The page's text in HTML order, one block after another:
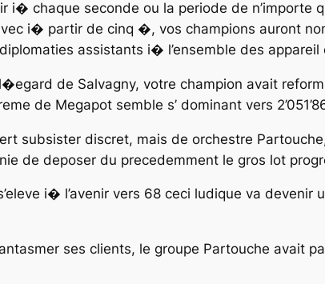
chaque seconde ou la periode de n’importe
i� partir de cinq �, vos champions auront
assistants i� l’ensemble des
de Salvagny, votre champion avait
de Megapot semble s’ dominant vers
subsister discret, mais de orchestre
de deposer du precedemment le gros lot
i� l’avenir vers 68 ceci ludique va devenir
ses clients, le groupe Partouche avait